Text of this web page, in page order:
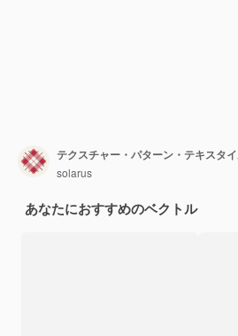
solarus
あなたにおすすめのベクトル